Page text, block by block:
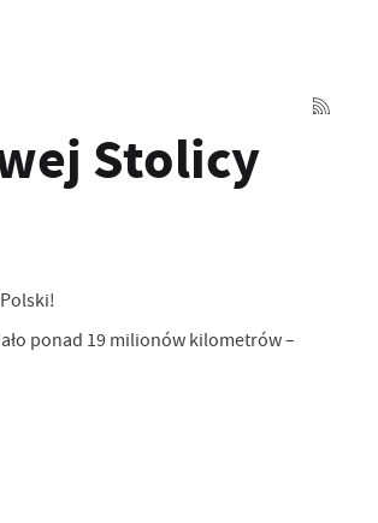
Stolicy
ponad 19 milionów kilometrów –